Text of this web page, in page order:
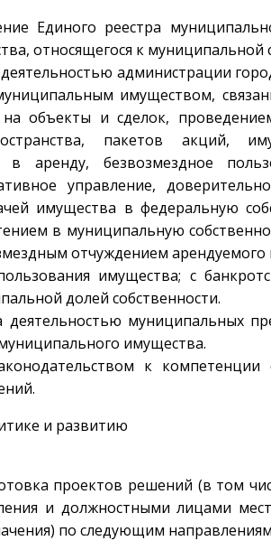
Единого реестра
относящегося к муниципальной
администрации
имуществом,
объекты и сделок,
пакетов акций,
в аренду, безвозмездное
управление,
имущества в федеральную
в муниципальную
отчуждением
имущества; с
долей собственности.
деятельностью муниципальных
имущества.
к компетенции
и развитию
проектов решений (в том
и должностными лицами
по следующим